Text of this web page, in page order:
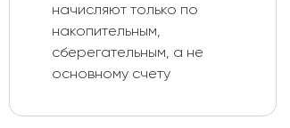
начисляют только по
накопительным,
сберегательным, а не
основному счету